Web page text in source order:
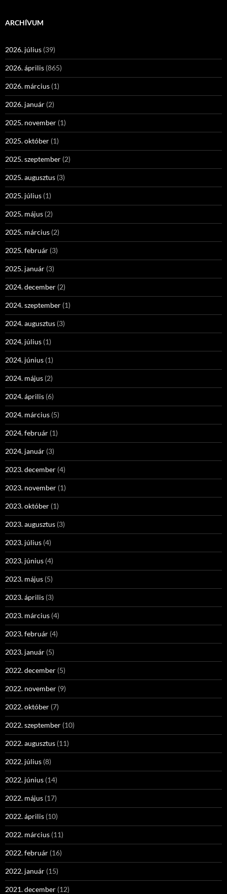
ARCHÍVUM
2026. július (39)
2026. április (865)
2026. március (1)
2026. január (2)
2025. november (1)
2025. október (1)
2025. szeptember (2)
2025. augusztus (3)
2025. július (1)
2025. május (2)
2025. március (2)
2025. február (3)
2025. január (3)
2024. december (2)
2024. szeptember (1)
2024. augusztus (3)
2024. július (1)
2024. június (1)
2024. május (2)
2024. április (6)
2024. március (5)
2024. február (1)
2024. január (3)
2023. december (4)
2023. november (1)
2023. október (1)
2023. augusztus (3)
2023. július (4)
2023. június (4)
2023. május (5)
2023. április (3)
2023. március (4)
2023. február (4)
2023. január (5)
2022. december (5)
2022. november (9)
2022. október (7)
2022. szeptember (10)
2022. augusztus (11)
2022. július (8)
2022. június (14)
2022. május (17)
2022. április (10)
2022. március (11)
2022. február (16)
2022. január (15)
2021. december (12)